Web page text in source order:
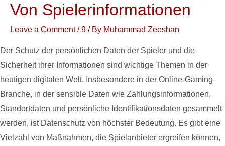
Von Spielerinformationen
Leave a Comment /9 / By Muhammad Zeeshan
Der Schutz der persönlichen Daten der Spieler und die
Sicherheit ihrer Informationen sind wichtige Themen in der
heutigen digitalen Welt. Insbesondere in der Online-Gaming-
Branche, in der sensible Daten wie Zahlungsinformationen,
Standortdaten und persönliche Identifikationsdaten gesammelt
werden, ist Datenschutz von höchster Bedeutung. Es gibt eine
Vielzahl von Maßnahmen, die Spielanbieter ergreifen können,